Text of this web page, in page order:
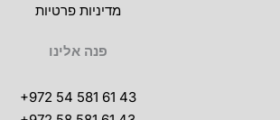
מדיניות פרטיות
פנה אלינו
+972 54 581 61 43